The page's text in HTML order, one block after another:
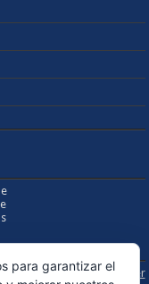
de Autor / Disclaimer
para garantizar el